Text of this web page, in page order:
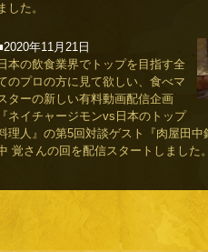
した。
年11月21日
日本の飲食業界でトップを目指す全
のプロの方に見て欲しい、食べマ
ターの新しい有料動画配信企画
『ネイチャージモンvs日本のトップ
理人』の第5回対談ゲスト『肉屋田中
覚さんの回を配信スタートしました。